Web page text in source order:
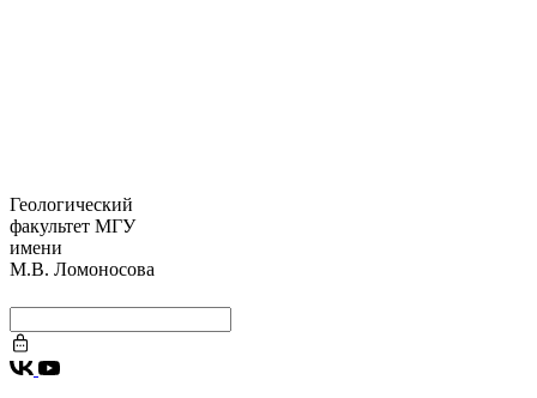
Геологический
факультет МГУ
имени
М.В. Ломоносова